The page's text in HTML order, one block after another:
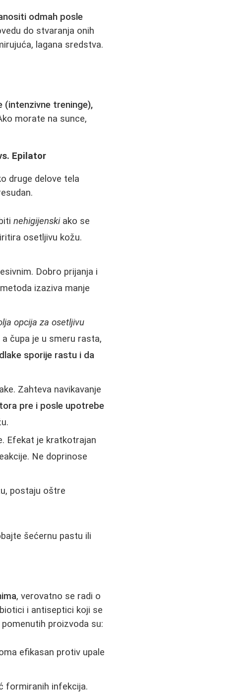
odmah posle
do stvaranja onih
lagana sredstva.
(intenzivne treninge),
morate na sunce,
Epilator
druge delove tela
nehigijenskiako se
osetljivu kožu.
Dobro prijanja i
izaziva manje
opcija za osetljivu
čupa je u smeru rasta,
dlake sporije rastu i da
Zahteva navikavanje
pre i posle upotrebe
Efekat je kratkotrajan
Ne doprinose
postaju oštre
šećernu pastu ili
, verovatno se radi o
i antiseptici koji se
proizvoda su:
efikasan protiv upale
formiranih infekcija.